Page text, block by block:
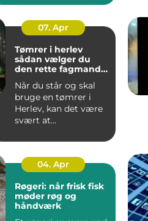
hurti...
07. Apr
Tømrer i herlev
sådan vælger du
den rette fagmand
Når du står og skal
bruge en tømrer i
Herlev, kan det være
svært at
du bør vælge, o...
04. Apr
Røgeri: når frisk fisk
møder røg og
håndværk